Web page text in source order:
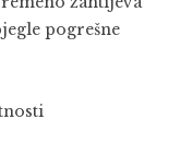
pogrešne